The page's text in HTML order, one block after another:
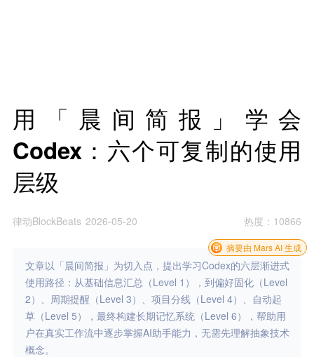
用「晨间简报」学会
Codex：六个可复制的使用
层级
律动BlockBeats 2026-05-20 热度 ： 10866
文章以「晨间简报」为切入点，提出学习Codex的六层渐进式
使用路径：从基础信息汇总（Level 1），到偏好固化（Level
2）、周期提醒（Level 3）、项目分线（Level 4）、自动起
草（Level 5），最终构建长期记忆系统（Level 6），帮助用
户在真实工作流中逐步掌握AI助手能力，无需先理解抽象技术
概念。
摘要由 Mars AI 生成